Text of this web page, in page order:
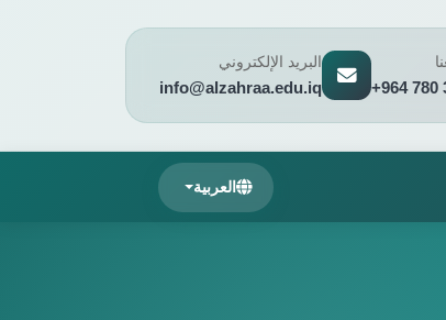
+964 780
البريد الإلكتروني
info@alzahraa.edu.iq
العربية